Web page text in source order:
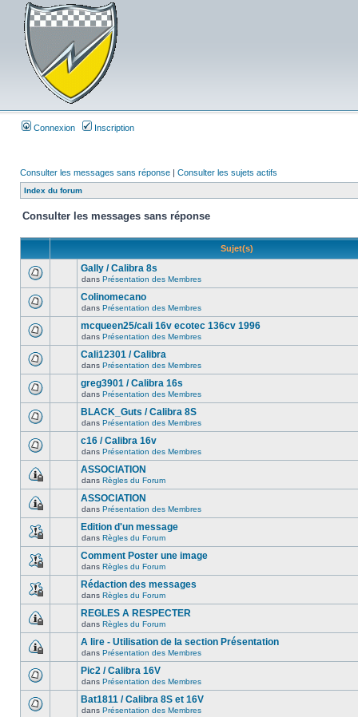
Connexion Inscription
Consulter les messages sans réponse | Consulter les sujets actifs
Index du forum
Consulter les messages sans réponse
Sujet(s)
Gally / Calibra 8s
dans Présentation des Membres
Colinomecano
dans Présentation des Membres
mcqueen25/cali 16v ecotec 136cv 1996
dans Présentation des Membres
Cali12301 / Calibra
dans Présentation des Membres
greg3901 / Calibra 16s
dans Présentation des Membres
BLACK_Guts / Calibra 8S
dans Présentation des Membres
c16 / Calibra 16v
dans Présentation des Membres
ASSOCIATION
dans Règles du Forum
ASSOCIATION
dans Présentation des Membres
Edition d'un message
dans Règles du Forum
Comment Poster une image
dans Règles du Forum
Rédaction des messages
dans Règles du Forum
REGLES A RESPECTER
dans Règles du Forum
A lire - Utilisation de la section Présentation
dans Présentation des Membres
Pic2 / Calibra 16V
dans Présentation des Membres
Bat1811 / Calibra 8S et 16V
dans Présentation des Membres